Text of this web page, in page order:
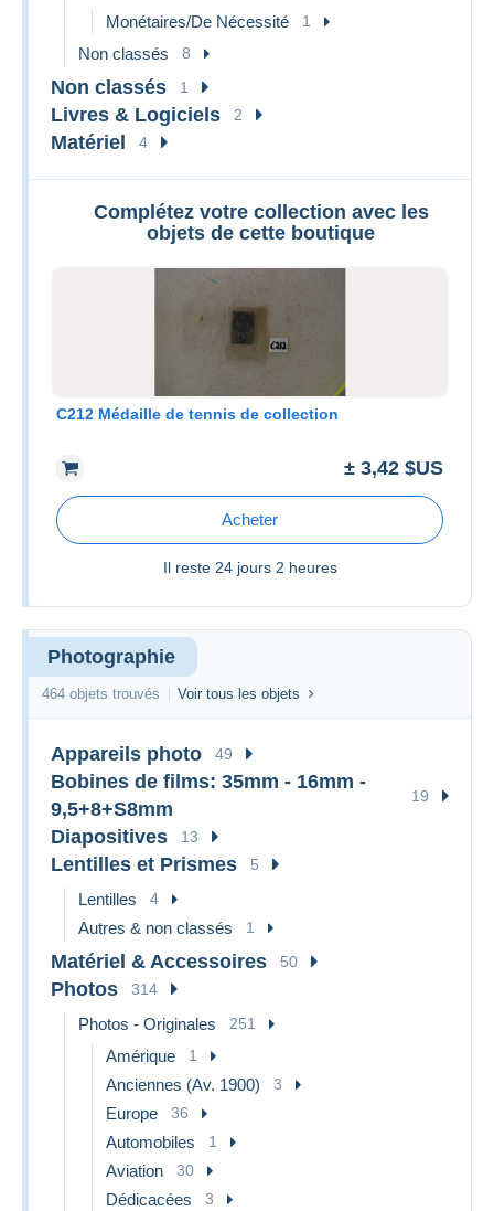
Monétaires/De Nécessité 1
Non classés 8
Non classés 1
Livres & Logiciels 2
Matériel 4
Complétez votre collection avec les
objets de cette boutique
C212 Médaille de tennis de collection
± 3,42 $US
Acheter
Il reste 24 jours 2 heures
Photographie
464 objets trouvés Voir tous les objets
Appareils photo 49
Bobines de films: 35mm - 16mm -
9,5+8+S8mm
19
Diapositives 13
Lentilles et Prismes 5
Lentilles 4
Autres & non classés 1
Matériel & Accessoires 50
Photos 314
Photos - Originales 251
Amérique 1
Anciennes (Av. 1900) 3
Europe 36
Automobiles 1
Aviation 30
Dédicacées 3